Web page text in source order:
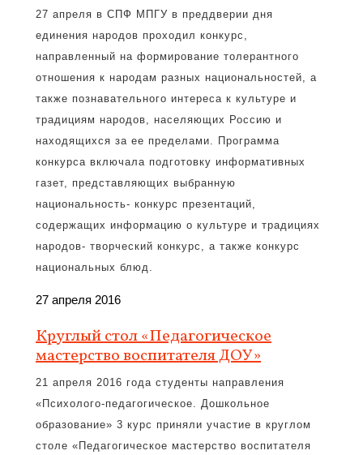
27 апреля в СПФ МПГУ в преддверии дня
единения народов проходил конкурс,
направленный на формирование толерантного
отношения к народам разных национальностей, а
также познавательного интереса к культуре и
традициям народов, населяющих Россию и
находящихся за ее пределами. Программа
конкурса включала подготовку информативных
газет, представляющих выбранную
национальность- конкурс презентаций,
содержащих информацию о культуре и традициях
народов- творческий конкурс, а также конкурс
национальных блюд.
27 апреля 2016
Круглый стол «Педагогическое
мастерство воспитателя ДОУ»
21 апреля 2016 года студенты направления
«Психолого-педагогическое. Дошкольное
образование» 3 курс приняли участие в круглом
столе «Педагогическое мастерство воспитателя